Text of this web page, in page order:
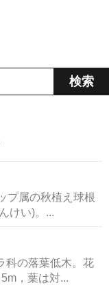
プ属の秋植え球根
けい)。...
科の落葉低木。花
，葉は対...